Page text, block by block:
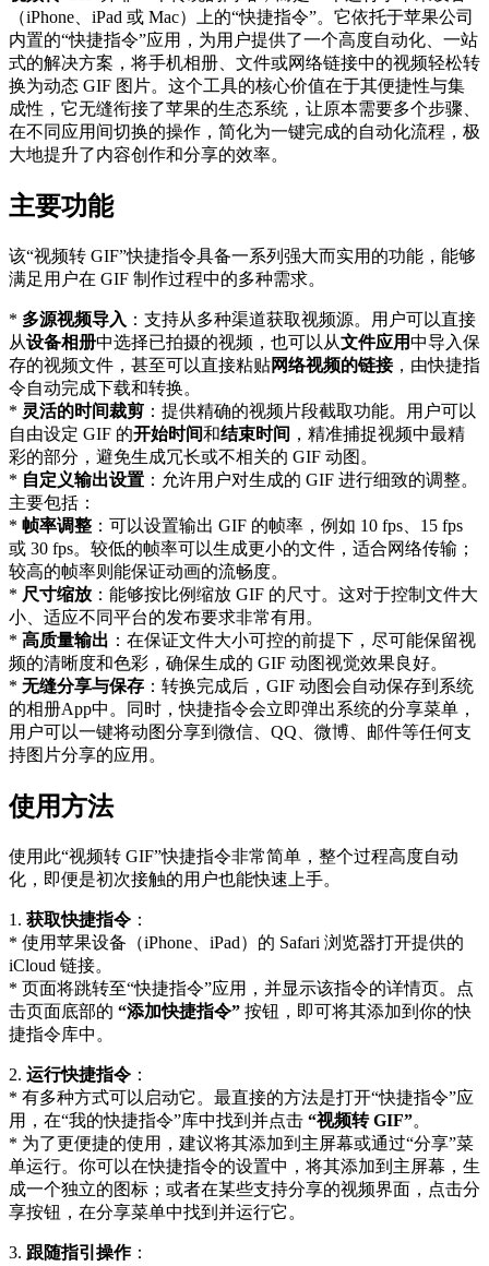
（iPhone、iPad 或 Mac）上的“快捷指令”。它依托于苹果公司
内置的“快捷指令”应用，为用户提供了一个高度自动化、一站
式的解决方案，将手机相册、文件或网络链接中的视频轻松转
换为动态 GIF 图片。这个工具的核心价值在于其便捷性与集
成性，它无缝衔接了苹果的生态系统，让原本需要多个步骤、
在不同应用间切换的操作，简化为一键完成的自动化流程，极
大地提升了内容创作和分享的效率。
主要功能
该“视频转 GIF”快捷指令具备一系列强大而实用的功能，能够
满足用户在 GIF 制作过程中的多种需求。
* 多源视频导入 ：支持从多种渠道获取视频源。用户可以直接
从设备相册中选择已拍摄的视频，也可以从文件应用中导入保
存的视频文件，甚至可以直接粘贴网络视频的链接，由快捷指
令自动完成下载和转换。
* 灵活的时间裁剪 ：提供精确的视频片段截取功能。用户可以
自由设定 GIF 的开始时间和结束时间 ，精准捕捉视频中最精
彩的部分，避免生成冗长或不相关的 GIF 动图。
* 自定义输出设置 ：允许用户对生成的 GIF 进行细致的调整。
主要包括：
* 帧率调整 ：可以设置输出 GIF 的帧率，例如 10 fps、15 fps
或 30 fps。较低的帧率可以生成更小的文件，适合网络传输；
较高的帧率则能保证动画的流畅度。
* 尺寸缩放 ：能够按比例缩放 GIF 的尺寸。这对于控制文件大
小、适应不同平台的发布要求非常有用。
* 高质量输出 ：在保证文件大小可控的前提下，尽可能保留视
频的清晰度和色彩，确保生成的 GIF 动图视觉效果良好。
* 无缝分享与保存 ：转换完成后，GIF 动图会自动保存到系统
的相册App中。同时，快捷指令会立即弹出系统的分享菜单，
用户可以一键将动图分享到微信、QQ、微博、邮件等任何支
持图片分享的应用。
使用方法
使用此“视频转 GIF”快捷指令非常简单，整个过程高度自动
化，即便是初次接触的用户也能快速上手。
1. 获取快捷指令 ：
* 使用苹果设备（iPhone、iPad）的 Safari 浏览器打开提供的
iCloud 链接。
* 页面将跳转至“快捷指令”应用，并显示该指令的详情页。点
击页面底部的 “添加快捷指令” 按钮，即可将其添加到你的快
捷指令库中。
2. 运行快捷指令 ：
* 有多种方式可以启动它。最直接的方法是打开“快捷指令”应
用，在“我的快捷指令”库中找到并点击 “视频转 GIF”。
* 为了更便捷的使用，建议将其添加到主屏幕或通过“分享”菜
单运行。你可以在快捷指令的设置中，将其添加到主屏幕，生
成一个独立的图标；或者在某些支持分享的视频界面，点击分
享按钮，在分享菜单中找到并运行它。
3. 跟随指引操作：